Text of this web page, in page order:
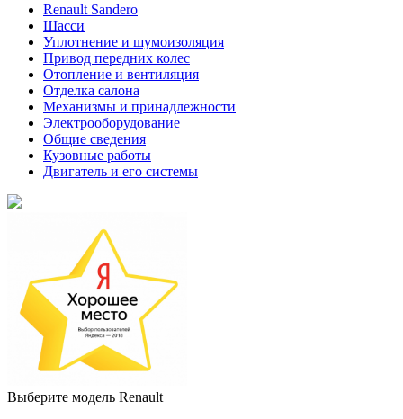
Renault Sandero
Шасси
Уплотнение и шумоизоляция
Привод передних колес
Отопление и вентиляция
Отделка салона
Механизмы и принадлежности
Электрооборудование
Общие сведения
Кузовные работы
Двигатель и его системы
Выберите модель Renault